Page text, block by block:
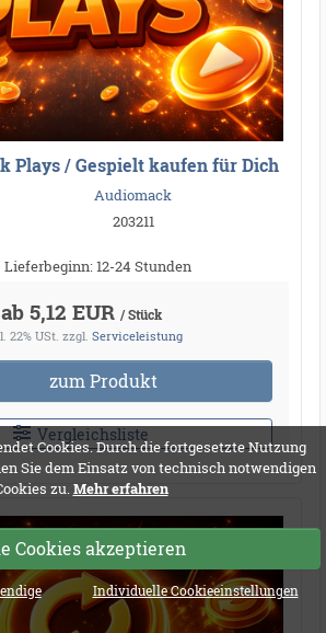
Cookies. Durch die fortgesetzte Nutzung
Sie dem Einsatz von technisch notwendigen
zu. Mehr erfahren
Cookies akzeptieren
Individuelle Cookieeinstellungen
Plays / Gespielt kaufen für Dich
Audiomack
203211
Lieferbeginn: 12-24 Stunden
ab 5,12 EUR / Stück
22% USt. zzgl. Serviceleistung
zum Produkt
Vergleichsliste